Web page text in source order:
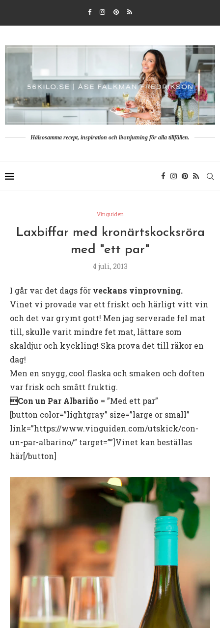
Hälsosamma recept, inspiration och livsnjutning för alla tillfällen.
Vinguiden
Laxbiffar med kronärtskocksröra
med "ett par"
4 juli, 2013
I går var det dags för veckans vinprovning.
Vinet vi provade var ett friskt och härligt vitt vin
och det var grymt gott! Men jag serverade fel mat
till, skulle varit mindre fet mat, lättare som
skaldjur och kyckling! Ska prova det till räkor en
dag!
Men en snygg, cool flaska och smaken och doften
var frisk och smått fruktig.
Con un Par Albariño = ”Med ett par”
[button color=”lightgray” size=”large or small”
link=”https://www.vinguiden.com/utskick/con-
un-par-albarino/” target=””]Vinet kan beställas
här[/button]